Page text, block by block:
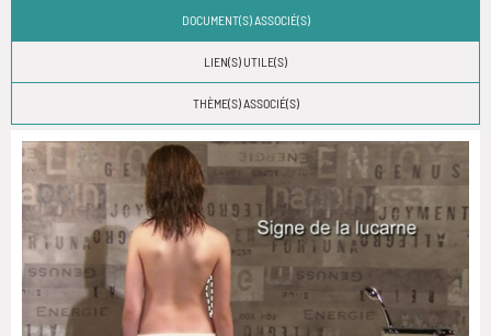
DOCUMENT(S) ASSOCIÉ(S)
LIEN(S) UTILE(S)
THÈME(S) ASSOCIÉ(S)